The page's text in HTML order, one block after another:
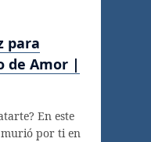
para
de Amor |
En este
murió por ti en